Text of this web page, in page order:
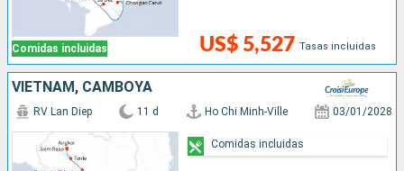
Comidas incluidas US$ 5,527 Tasas incluidas
VIETNAM, CAMBOYA
RV Lan Diep 11 d Ho Chi Minh-Ville 03/01/2028
Comidas incluidas